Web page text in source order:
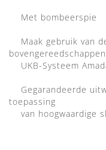
Met bombeerspie
Maak gebruik van
bovengereedschappen
UKB-Systeem
Gegarandeerde
toepassing
van hoogwaardige